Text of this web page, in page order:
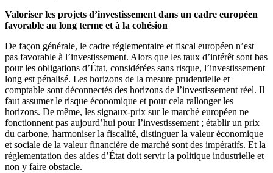
Valoriser les projets d’investissement dans un cadre européen
favorable au long terme et à la cohésion
De façon générale, le cadre réglementaire et fiscal européen n’est
pas favorable à l’investissement. Alors que les taux d’intérêt sont bas
pour les obligations d’État, considérées sans risque, l’investissement
long est pénalisé. Les horizons de la mesure prudentielle et
comptable sont déconnectés des horizons de l’investissement réel. Il
faut assumer le risque économique et pour cela rallonger les
horizons. De même, les signaux-prix sur le marché européen ne
fonctionnent pas aujourd’hui pour l’investissement ; établir un prix
du carbone, harmoniser la fiscalité, distinguer la valeur économique
et sociale de la valeur financière de marché sont des impératifs. Et la
réglementation des aides d’État doit servir la politique industrielle et
non y faire obstacle.